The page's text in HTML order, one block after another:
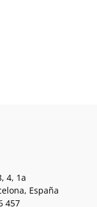
4, 1a
España
457